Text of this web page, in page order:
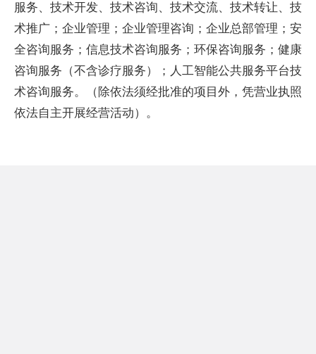
服务、技术开发、技术咨询、技术交流、技术转让、技
术推广；企业管理；企业管理咨询；企业总部管理；安
全咨询服务；信息技术咨询服务；环保咨询服务；健康
咨询服务（不含诊疗服务）；人工智能公共服务平台技
术咨询服务。（除依法须经批准的项目外，凭营业执照
依法自主开展经营活动）。